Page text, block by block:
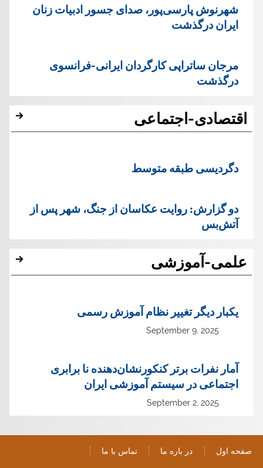
شهرنوش پارسی‌پور، صدای جسور ادبیات زنان
ایران درگذشت
مرجان ساتراپی کارگردان ایرانی-فرانسوی
درگذشت
اقتصادی-اجتماعی
دگردیسی طبقه متوسط
دو گزارش: روایت عکاسان از جنگ، شهر پس از
آتش‌بس
علمی-آموزشی
یک‏بار دیگر تغییر نظام آموزش رسمی
September 9, 2025
آمار نفرات برتر کنکورنشان‌دهنده نا برابری
اجتماعی در سیستم آموزشی ایران
September 2, 2025
صفحه اول در باره ما تماس با ما